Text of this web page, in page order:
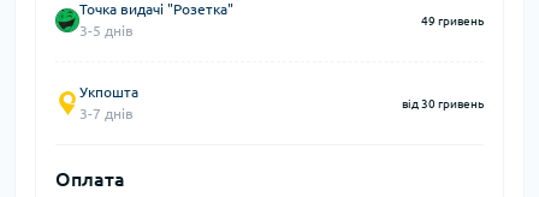
Точка видачі "Розетка"
3-5 днів
49 гривень
Укпошта
3-7 днів
від 30 гривень
Оплата